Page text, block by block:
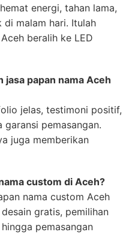
energi, tahan lama,
malam hari. Itulah
beralih ke LED
jasa papan nama Aceh
jelas, testimoni positif,
pemasangan.
juga memberikan
custom di Aceh?
nama custom Aceh
gratis, pemilihan
pemasangan